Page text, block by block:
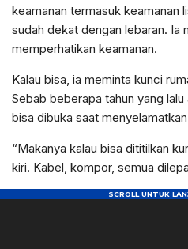
keamanan termasuk keamanan
sudah dekat dengan lebaran. Ia
memperhatikan keamanan.
Kalau bisa, ia meminta kunci
Sebab beberapa tahun yang
bisa dibuka saat
“Makanya kalau bisa dititilkan
kiri. Kabel, kompor, semua